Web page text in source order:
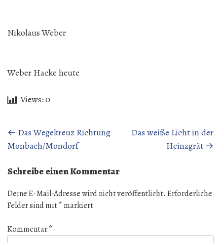
Nikolaus Weber
Weber Hacke heute
Views:0
Beitragsnavigation
← Das Wegekreuz Richtung
Monbach/Mondorf
Das weiße Licht in der
Heinzgrät →
Schreibe einen Kommentar
Deine E-Mail-Adresse wird nicht veröffentlicht. Erforderliche
Felder sind mit* markiert
Kommentar*